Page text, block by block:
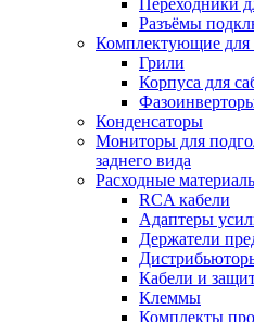
Переходники
Разъёмы
Комплектующие для
Грили
Корпуса для
Конденсаторы
Мониторы для
заднего вида
Расходные
RCA кабели
Адаптеры
Держатели
Кабели и
Клеммы
Комплекты